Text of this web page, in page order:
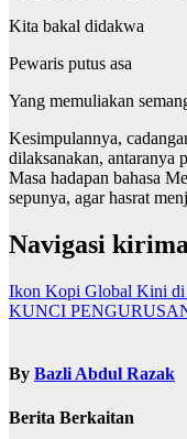
Kita bakal didakwa
Pewaris putus asa
Yang memuliakan
Kesimpulannya,
dilaksanakan, antaranya
Masa hadapan bahasa
sepunya, agar hasrat
Navigasi
Ikon Kopi Global Kini di
KUNCI
By Bazli Abdul Razak
Berita Berkaitan